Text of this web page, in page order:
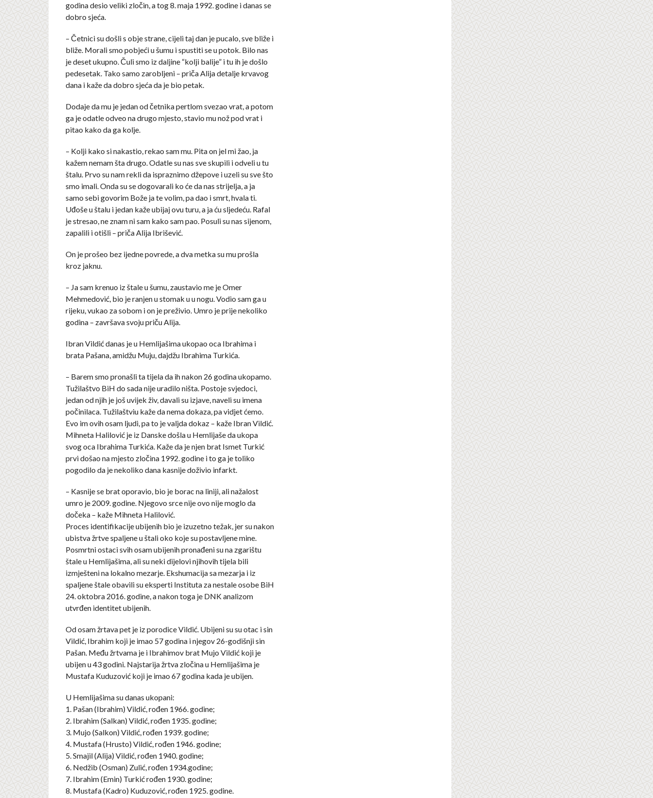
godina desio veliki zločin, a tog 8. maja 1992. godine i danas se
dobro sjeća.
– Četnici su došli s obje strane, cijeli taj dan je pucalo, sve bliže i
bliže. Morali smo pobjeći u šumu i spustiti se u potok. Bilo nas
je deset ukupno. Čuli smo iz daljine “kolji balije” i tu ih je došlo
pedesetak. Tako samo zarobljeni – priča Alija detalje krvavog
dana i kaže da dobro sjeća da je bio petak.
Dodaje da mu je jedan od četnika pertlom svezao vrat, a potom
ga je odatle odveo na drugo mjesto, stavio mu nož pod vrat i
pitao kako da ga kolje.
– Kolji kako si nakastio, rekao sam mu. Pita on jel mi žao, ja
kažem nemam šta drugo. Odatle su nas sve skupili i odveli u tu
štalu. Prvo su nam rekli da ispraznimo džepove i uzeli su sve što
smo imali. Onda su se dogovarali ko će da nas strijelja, a ja
samo sebi govorim Bože ja te volim, pa dao i smrt, hvala ti.
Uđoše u štalu i jedan kaže ubijaj ovu turu, a ja ću sljedeću. Rafal
je stresao, ne znam ni sam kako sam pao. Posuli su nas sijenom,
zapalili i otišli – priča Alija Ibrišević.
On je prošeo bez ijedne povrede, a dva metka su mu prošla
kroz jaknu.
– Ja sam krenuo iz štale u šumu, zaustavio me je Omer
Mehmedović, bio je ranjen u stomak u u nogu. Vodio sam ga u
rijeku, vukao za sobom i on je preživio. Umro je prije nekoliko
godina – završava svoju priču Alija.
Ibran Vildić danas je u Hemlijašima ukopao oca Ibrahima i
brata Pašana, amidžu Muju, dajdžu Ibrahima Turkića.
– Barem smo pronašli ta tijela da ih nakon 26 godina ukopamo.
Tužilaštvo BiH do sada nije uradilo ništa. Postoje svjedoci,
jedan od njih je još uvijek živ, davali su izjave, naveli su imena
počinilaca. Tužilaštviu kaže da nema dokaza, pa vidjet ćemo.
Evo im ovih osam ljudi, pa to je valjda dokaz – kaže Ibran Vildić.
Mihneta Halilović je iz Danske došla u Hemlijaše da ukopa
svog oca Ibrahima Turkića. Kaže da je njen brat Ismet Turkić
prvi došao na mjesto zločina 1992. godine i to ga je toliko
pogodilo da je nekoliko dana kasnije doživio infarkt.
– Kasnije se brat oporavio, bio je borac na liniji, ali nažalost
umro je 2009. godine. Njegovo srce nije ovo nije moglo da
dočeka – kaže Mihneta Halilović.
Proces identifikacije ubijenih bio je izuzetno težak, jer su nakon
ubistva žrtve spaljene u štali oko koje su postavljene mine.
Posmrtni ostaci svih osam ubijenih pronađeni su na zgarištu
štale u Hemlijašima, ali su neki dijelovi njihovih tijela bili
izmješteni na lokalno mezarje. Ekshumacija sa mezarja i iz
spaljene štale obavili su eksperti Instituta za nestale osobe BiH
24. oktobra 2016. godine, a nakon toga je DNK analizom
utvrđen identitet ubijenih.
Od osam žrtava pet je iz porodice Vildić. Ubijeni su su otac i sin
Vildić, Ibrahim koji je imao 57 godina i njegov 26-godišnji sin
Pašan. Među žrtvama je i Ibrahimov brat Mujo Vildić koji je
ubijen u 43 godini. Najstarija žrtva zločina u Hemlijašima je
Mustafa Kuduzović koji je imao 67 godina kada je ubijen.
U Hemlijašima su danas ukopani:
1. Pašan (Ibrahim) Vildić, rođen 1966. godine;
2. Ibrahim (Salkan) Vildić, rođen 1935. godine;
3. Mujo (Salkon) Vildić, rođen 1939. godine;
4. Mustafa (Hrusto) Vildić, rođen 1946. godine;
5. Smajil (Alija) Vildić, rođen 1940. godine;
6. Nedžib (Osman) Zulić, rođen 1934.godine;
7. Ibrahim (Emin) Turkić rođen 1930. godine;
8. Mustafa (Kadro) Kuduzović, rođen 1925. godine.